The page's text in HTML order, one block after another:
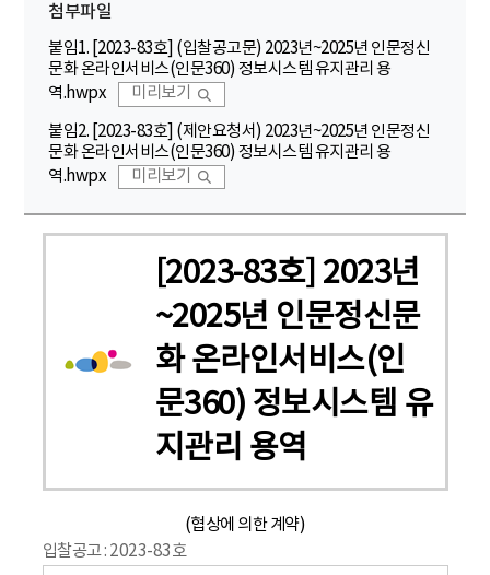
첨부파일
붙임1. [2023-83호] (입찰공고문) 2023년~2025년 인문정신
문화 온라인서비스(인문360) 정보시스템 유지관리 용
역.hwpx
미리보기
붙임2. [2023-83호] (제안요청서) 2023년~2025년 인문정신
문화 온라인서비스(인문360) 정보시스템 유지관리 용
역.hwpx
미리보기
[2023-83호] 2023년
~2025년 인문정신문
화 온라인서비스(인
문360) 정보시스템 유
지관리 용역
(협상에 의한 계약)
입찰공고 : 2023-83호